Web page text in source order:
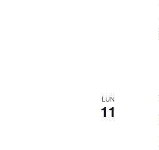
LUN
11